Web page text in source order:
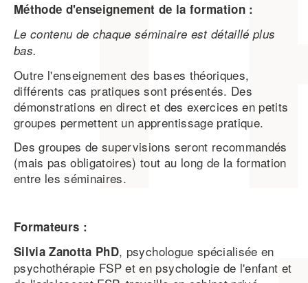
Méthode d'enseignement de la formation :
Le contenu de chaque séminaire est détaillé plus
bas.
Outre l'enseignement des bases théoriques,
différents cas pratiques sont présentés. Des
démonstrations en direct et des exercices en petits
groupes permettent un apprentissage pratique.
Des groupes de supervisions seront recommandés
(mais pas obligatoires) tout au long de la formation
entre les séminaires.
Formateurs :
Silvia Zanotta PhD, psychologue spécialisée en
psychothérapie FSP et en psychologie de l'enfant et